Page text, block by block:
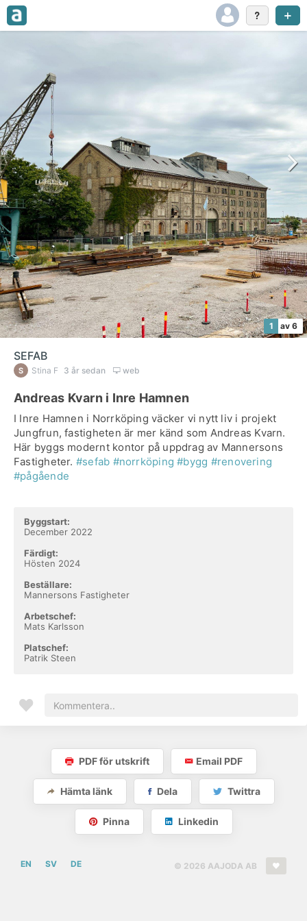
1 av 6
SEFAB
Stina F 3 år sedan web
Andreas Kvarn i Inre Hamnen
I Inre Hamnen i Norrköping väcker vi nytt liv i projekt
Jungfrun, fastigheten är mer känd som Andreas Kvarn.
Här byggs modernt kontor på uppdrag av Mannersons
Fastigheter. #sefab #norrköping #bygg #renovering
#pågående
Byggstart:
December 2022
Färdigt:
Hösten 2024
Beställare:
Mannersons Fastigheter
Arbetschef:
Mats Karlsson
Platschef:
Patrik Steen
PDF för utskrift Email PDF
Hämta länk Dela Twittra
Pinna Linkedin
© 2026 AAJODA AB
EN SV DE